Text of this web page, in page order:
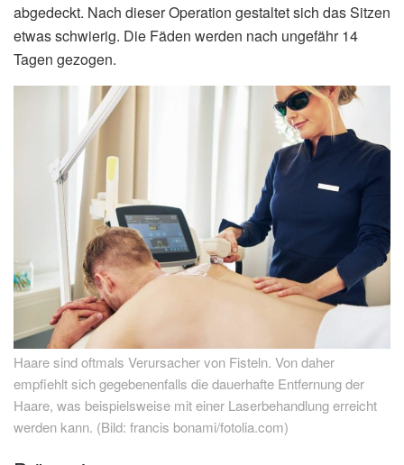
abgedeckt. Nach dieser Operation gestaltet sich das Sitzen
etwas schwierig. Die Fäden werden nach ungefähr 14
Tagen gezogen.
Haare sind oftmals Verursacher von Fisteln. Von daher
empfiehlt sich gegebenenfalls die dauerhafte Entfernung der
Haare, was beispielsweise mit einer Laserbehandlung erreicht
werden kann. (Bild: francis bonami/fotolia.com)